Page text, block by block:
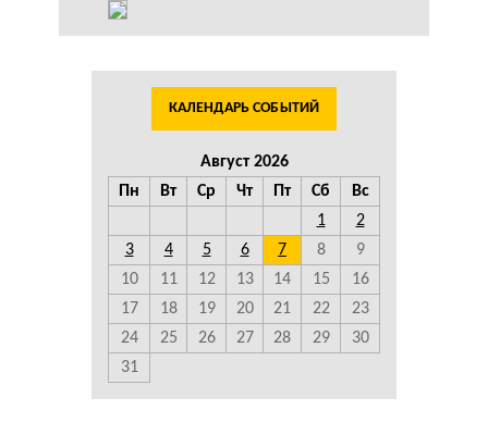
КАЛЕНДАРЬ СОБЫТИЙ
Август 2026
Пн
Вт Ср Чт Пт Сб
Вс
1
2
3
4 5 6 7 8
9
10
11 12 13 14 15
16
17
18 19 20 21 22
23
24
25 26 27 28 29
30
31